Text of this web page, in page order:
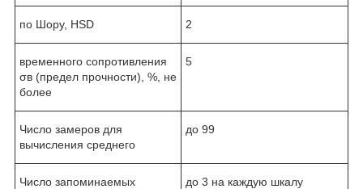
по Шору, HSD 2
временного сопротивления
σв (предел прочности), %, не
более
5
Число замеров для
вычисления среднего
до 99
Число запоминаемых
до 3 на каждую шкалу